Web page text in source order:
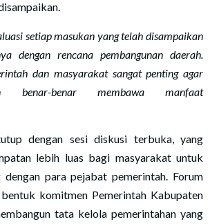
setiap masukan yang telah disampaikan
dengan rencana pembangunan daerah.
dan masyarakat sangat penting agar
benar-benar membawa manfaat
dengan sesi diskusi terbuka, yang
lebih luas bagi masyarakat untuk
dengan para pejabat pemerintah. Forum
komitmen Pemerintah Kabupaten
tata kelola pemerintahan yang